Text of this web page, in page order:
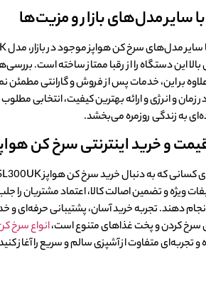
سایر مدل‌های بازار و مزیت‌ها
بالا این دستگاه را از رقبا ممتاز ساخته
علاوه بر این، خدمات پس از فروش و گارانتی
زمان و انرژی و ارائه بهترین کیفیت، انتخابی
به زندگی روزمره می‌بخشد.
و خرید اینترنتی سرخ کن
ویژه و تضمین اصالت کالا، اعتماد مشتریان را
دهند. تجربه خرید آسان، پشتیبانی حرفه‌ای
کردن و پخت غذاهای متنوع است،انواع سرخ
تجربه‌ای متفاوت از آشپزی سالم و سریع را آغاز